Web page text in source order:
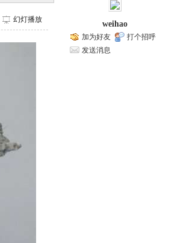
幻灯播放 weihao
加为好友
打个招呼
发送消息